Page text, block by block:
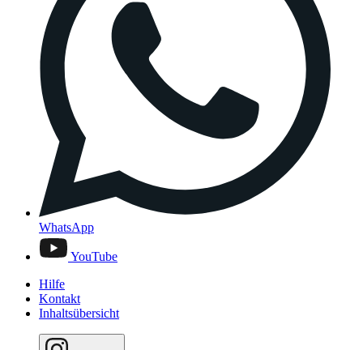
WhatsApp
YouTube
Hilfe
Kontakt
Inhaltsübersicht